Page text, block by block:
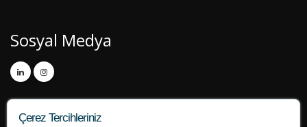
Sosyal Medya
Çerez Tercihleriniz